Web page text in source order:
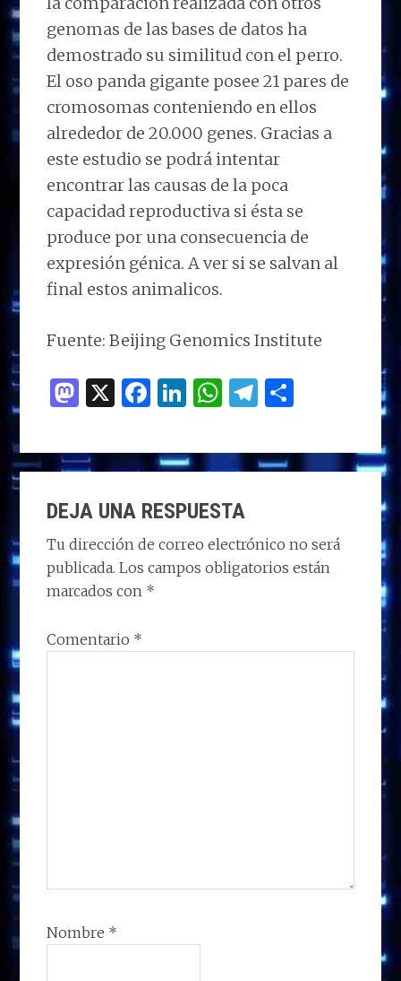
genomas de las bases de datos ha
demostrado su similitud con el perro.
El oso panda gigante posee 21 pares de
cromosomas conteniendo en ellos
alrededor de 20.000 genes. Gracias a
este estudio se podrá intentar
encontrar las causas de la poca
capacidad reproductiva si ésta se
produce por una consecuencia de
expresión génica. A ver si se salvan al
final estos animalicos.
Fuente: Beijing Genomics Institute
M
to
d
o
n
X F
ce
b
o
o
k
Li
k
e
dI
n
W
at
s
A
p
p
T
e
g
m
m
p
ti
r
INTERACCIONES
CON
LOS
LECTORES
DEJA UNA RESPUESTA
Tu dirección de correo electrónico no será
publicada. Los campos obligatorios están
marcados con *
Comentario *
Nombre *